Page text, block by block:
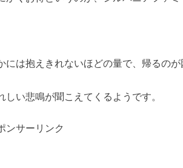
には抱えきれないほどの量で、帰るのが
しい悲鳴が聞こえてくるようです。
ンサーリンク